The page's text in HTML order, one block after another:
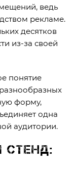
ведь
рекламе.
десятков
из-за своей
понятие
форму,
одна
аудитории.
стенд: